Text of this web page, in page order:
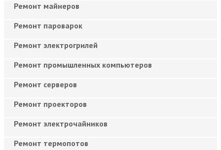
Ремонт майнеров
Ремонт пароварок
Ремонт электрогрилей
Ремонт промышленных компьютеров
Ремонт серверов
Ремонт проекторов
Ремонт электрочайников
Ремонт термопотов